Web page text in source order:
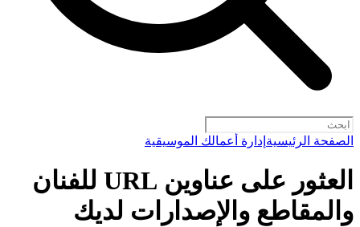
الصفحة الرئيسية إدارة أعمالك الموسيقية
العثور على عناوين URL للفنان
والمقاطع والإصدارات لديك